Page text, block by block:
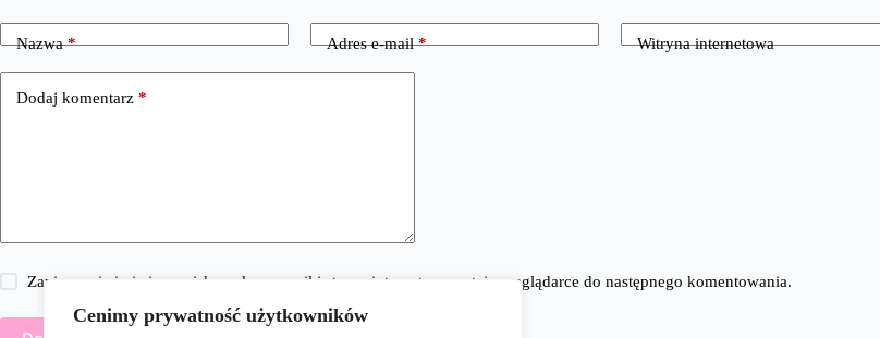
Cenimy prywatność użytkowników
Nazwa* Adres e-mail* Witryna internetowa
Dodaj komentarz *
Zapisz moje imię i nazwisko, adres e-mail i stronę internetową w tej przeglądarce do następnego komentowania.